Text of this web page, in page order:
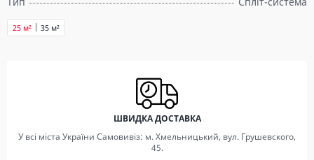
25 м² 35 м²
ШВИДКА ДОСТАВКА
У всі міста України Самовивіз: м. Хмельницький, вул. Грушевского,
45.